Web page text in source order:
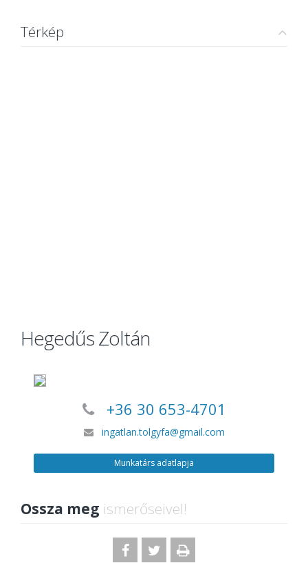
Térkép
Hegedűs Zoltán
+36 30 653-4701
ingatlan.tolgyfa@gmail.com
Munkatárs adatlapja
Ossza meg ismerőseivel!